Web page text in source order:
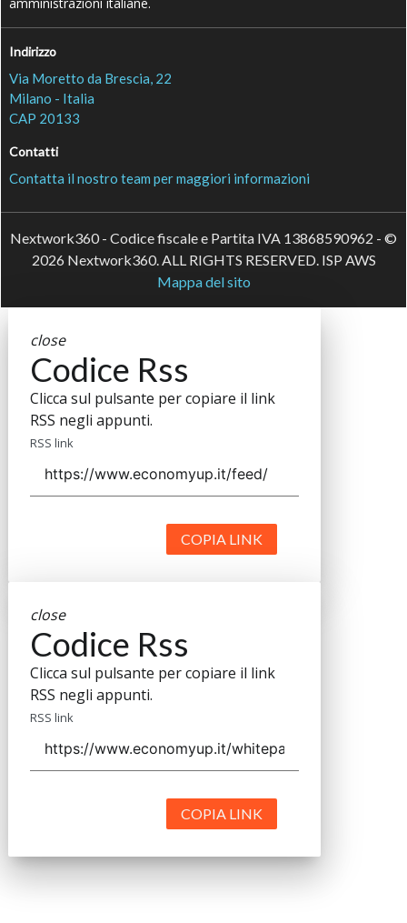
Indirizzo
Via Moretto da Brescia, 22
Milano - Italia
CAP 20133
Contatti
Contatta il nostro team per maggiori informazioni
Nextwork360 - Codice fiscale e Partita IVA 13868590962 - ©
2026 Nextwork360. ALL RIGHTS RESERVED. ISP AWS
Mappa del sito
close
Codice Rss
Clicca sul pulsante per copiare il link
RSS negli appunti.
RSS link
COPIA LINK
close
Codice Rss
Clicca sul pulsante per copiare il link
RSS negli appunti.
RSS link
COPIA LINK